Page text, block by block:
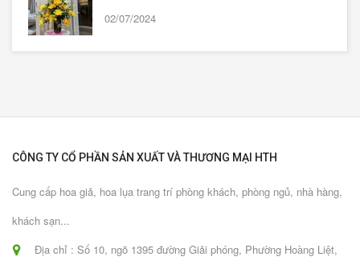
02/07/2024
CÔNG TY CỔ PHẦN SẢN XUẤT VÀ THƯƠNG MẠI HTH
Cung cấp hoa giả, hoa lụa trang trí phòng khách, phòng ngủ, nhà hàng,
khách sạn...
Địa chỉ : Số 10, ngõ 1395 đường Giải phóng, Phường Hoàng Liệt,